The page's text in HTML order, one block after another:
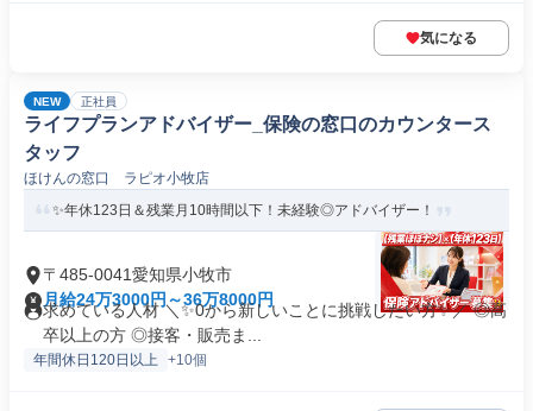
気になる
NEW 正社員
ライフプランアドバイザー_保険の窓口のカウンタース
タッフ
ほけんの窓口 ラピオ小牧店
✨年休123日＆残業月10時間以下！未経験◎アドバイザー！
〒485-0041愛知県小牧市
月給24万3000円～36万8000円
求めている人材 ＼✨0から新しいことに挑戦したい方✨／ ◎高
卒以上の方 ◎接客・販売ま...
年間休日120日以上 +10個